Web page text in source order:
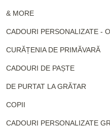
& MORE
CADOURI PERSONALIZATE -
CURĂȚENIA DE PRIMĂVARĂ
CADOURI DE PAȘTE
DE PURTAT LA GRĂTAR
COPII
CADOURI PERSONALIZATE